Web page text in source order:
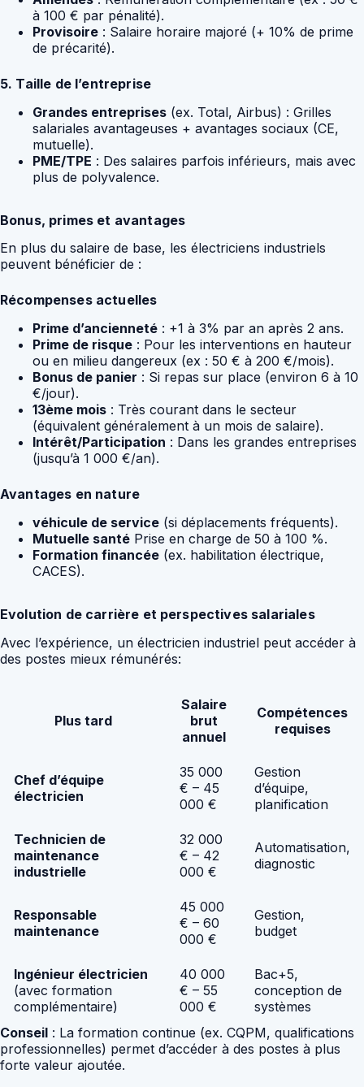
à 100 € par pénalité).
Provisoire : Salaire horaire majoré (+ 10% de prime
de précarité).
5. Taille de l’entreprise
Grandes entreprises (ex. Total, Airbus) : Grilles
salariales avantageuses + avantages sociaux (CE,
mutuelle).
PME/TPE : Des salaires parfois inférieurs, mais avec
plus de polyvalence.
Bonus, primes et avantages
En plus du salaire de base, les électriciens industriels
peuvent bénéficier de :
Récompenses actuelles
Prime d’ancienneté : +1 à 3% par an après 2 ans.
Prime de risque : Pour les interventions en hauteur
ou en milieu dangereux (ex : 50 € à 200 €/mois).
Bonus de panier : Si repas sur place (environ 6 à 10
€/jour).
13ème mois : Très courant dans le secteur
(équivalent généralement à un mois de salaire).
Intérêt/Participation : Dans les grandes entreprises
(jusqu’à 1 000 €/an).
Avantages en nature
véhicule de service (si déplacements fréquents).
Mutuelle santé Prise en charge de 50 à 100 %.
Formation financée (ex. habilitation électrique,
CACES).
Evolution de carrière et perspectives salariales
Avec l’expérience, un électricien industriel peut accéder à
des postes mieux rémunérés:
Plus tard
Salaire
brut
annuel
Compétences
requises
Chef d’équipe
électricien
35 000
€ – 45
000 €
Gestion
d’équipe,
planification
Technicien de
maintenance
industrielle
32 000
€ – 42
000 €
Automatisation,
diagnostic
Responsable
maintenance
45 000
€ – 60
000 €
Gestion,
budget
Ingénieur électricien
(avec formation
complémentaire)
40 000
€ – 55
000 €
Bac+5,
conception de
systèmes
Conseil : La formation continue (ex. CQPM, qualifications
professionnelles) permet d’accéder à des postes à plus
forte valeur ajoutée.